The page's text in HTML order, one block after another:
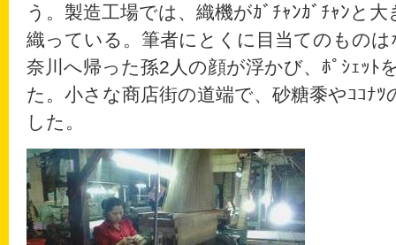
う。製造工場では、織機がｶﾞﾁｬﾝｶﾞﾁｬﾝと
織っている。筆者にとくに目当てのもの
奈川へ帰った孫2人の顔が浮かび、ﾎﾟｼｪｯﾄ
た。小さな商店街の道端で、砂糖黍やｺｺﾅﾂ
した。